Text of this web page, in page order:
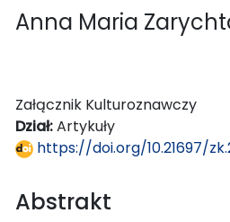
Anna Maria
Załącznik Kulturoznawczy
Dział:Artykuły
https://doi.org/10.21697/
Abstrakt